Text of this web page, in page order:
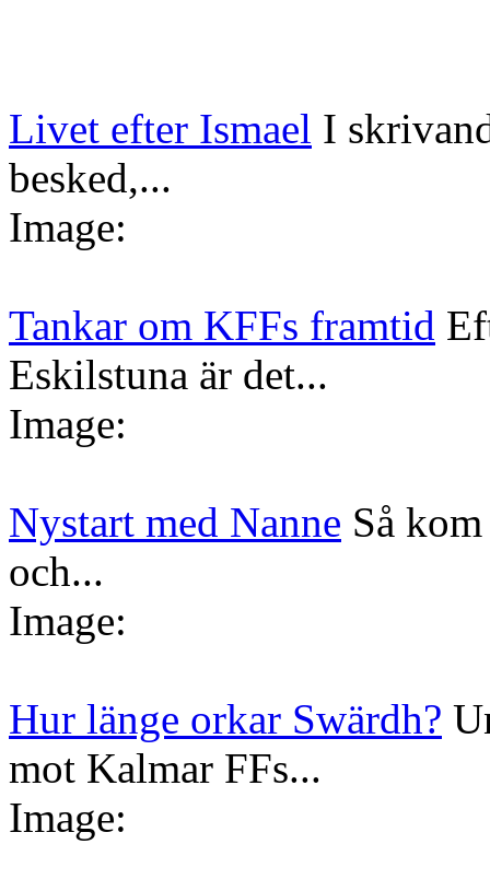
Livet efter Ismael I
besked,...
Image:
Tankar om KFFs framtid
Eskilstuna är det...
Image:
Nystart med Nanne Så
och...
Image:
Hur länge orkar Swärdh?
mot Kalmar FFs...
Image: